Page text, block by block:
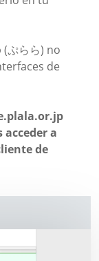
ぷらら) no
de
acceder a
de